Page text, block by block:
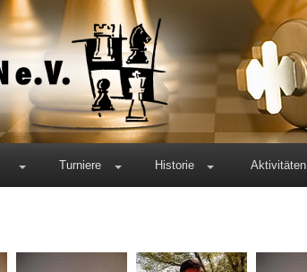
Turniere Historie Aktivitäten